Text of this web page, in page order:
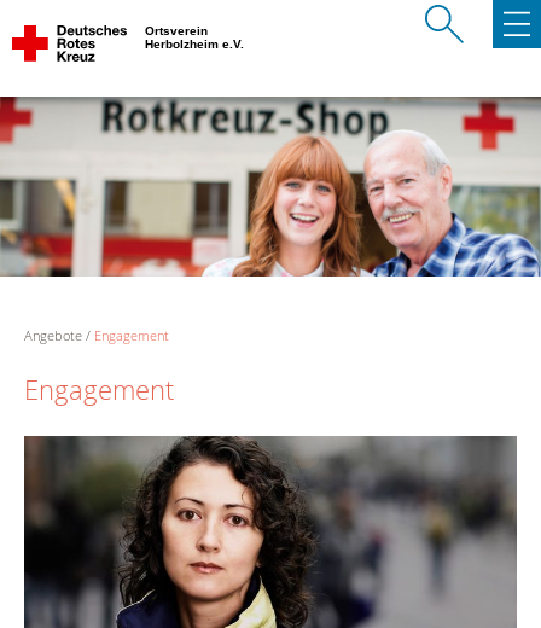
Ortsverein
Herbolzheim e.V.
Angebote Engagement
Engagement